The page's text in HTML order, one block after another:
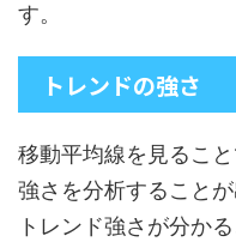
す。
トレンドの強さ
移動平均線を見るこ
強さを分析することが
トレンド強さが分か